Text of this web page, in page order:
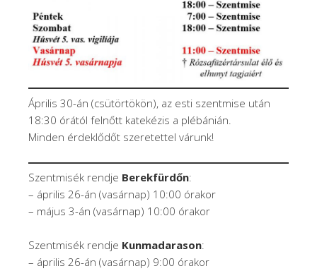
Április 30-án (csütörtökön), az esti szentmise után
18:30 órától felnőtt katekézis a plébánián.
Minden érdeklődőt szeretettel várunk!
Szentmisék rendje Berekfürdőn:
– április 26-án (vasárnap) 10:00 órakor
– május 3-án (vasárnap) 10:00 órakor
Szentmisék rendje Kunmadarason:
– április 26-án (vasárnap) 9:00 órakor